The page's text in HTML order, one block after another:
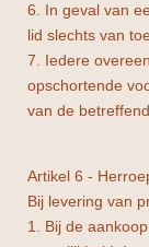
6. In geval van
lid slechts van
7. Iedere
opschortende
van de
Artikel 6 -
Bij levering van
1. Bij de